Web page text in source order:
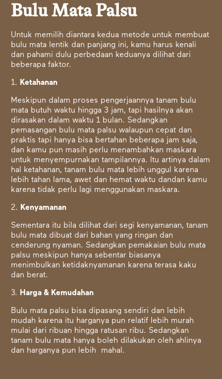
Bulu Mata Palsu
Untuk memilih diantara kedua metode untuk membuat
bulu mata lentik dan panjang ini, kamu harus kenali
dan pahami dulu perbedaan keduanya dilihat dari
beberapa faktor.
1. Ketahanan
Meskipun dalam proses pengerjaannya tanam bulu
mata butuh waktu hingga 3 jam, tapi hasilnya akan
dirasakan dalam waktu 1 bulan. Sedangkan
pemasangan bulu mata palsu walaupun cepat dan
praktis tapi hanya bisa bertahan beberapa jam saja,
dan kamu pun masih perlu menambahkan maskara
untuk menyempurnakan tampilannya. Itu artinya dalam
hal ketahanan, tanam bulu mata lebih unggul karena
lebih tahan lama, awet dan hemat waktu dandan kamu
karena tidak perlu lagi menggunakan maskara.
2. Kenyamanan
Sementara itu bila dilihat dari segi kenyamanan, tanam
bulu mata dibuat dari bahan yang ringan dan
cenderung nyaman. Sedangkan pemakaian bulu mata
palsu meskipun hanya sebentar biasanya
menimbulkan ketidaknyamanan karena terasa kaku
dan berat.
3. Harga & Kemudahan
Bulu mata palsu bisa dipasang sendiri dan lebih
mudah karena itu harganya pun relatif lebih murah
mulai dari ribuan hingga ratusan ribu. Sedangkan
tanam bulu mata hanya boleh dilakukan oleh ahlinya
dan harganya pun lebih mahal.